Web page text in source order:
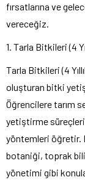
fırsatlarına ve
vereceğiz.
1. Tarla Bitkileri (4
Tarla Bitkileri (4
oluşturan bitki
Öğrencilere tarım
yetiştirme
yöntemleri öğretir.
botaniği, toprak
yönetimi gibi